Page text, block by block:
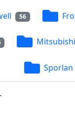
56
Mitsubishi
Sporlan